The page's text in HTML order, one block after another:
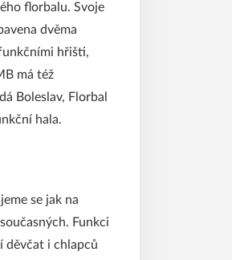
florbalu. Svoje
dvěma
hřišti,
má též
Boleslav, Florbal
hala.
se jak na
Funkci
děvčat i chlapců